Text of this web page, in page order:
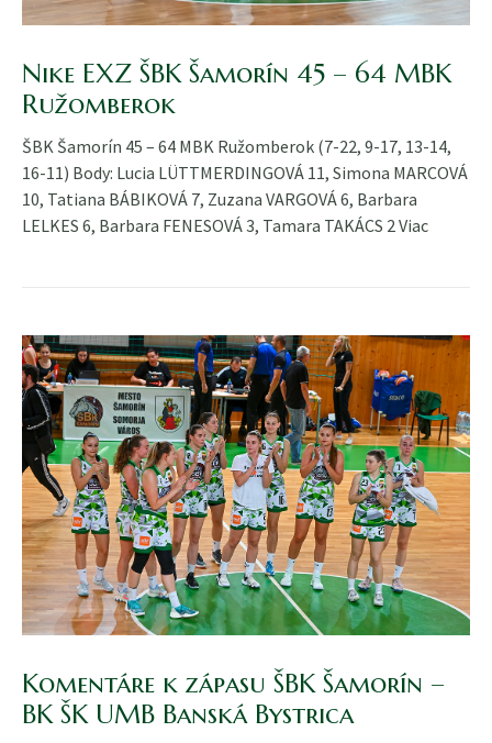
Nike EXZ ŠBK Šamorín 45 – 64 MBK
Ružomberok
ŠBK Šamorín 45 – 64 MBK Ružomberok (7-22, 9-17, 13-14,
16-11) Body: Lucia LÜTTMERDINGOVÁ 11, Simona MARCOVÁ
10, Tatiana BÁBIKOVÁ 7, Zuzana VARGOVÁ 6, Barbara
LELKES 6, Barbara FENESOVÁ 3, Tamara TAKÁCS 2Viac
Komentáre k zápasu ŠBK Šamorín –
BK ŠK UMB Banská Bystrica